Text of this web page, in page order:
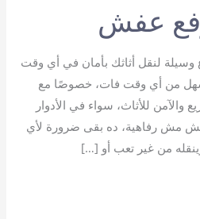
عفش
لنقل أثاثك بأمان في أي وقت
من أي وقت فات، خصوصًا مع
والآمن للأثاث، سواء في الأدوار
مش رفاهية، ده بقى ضرورة لأي
من غير تعب أو […]